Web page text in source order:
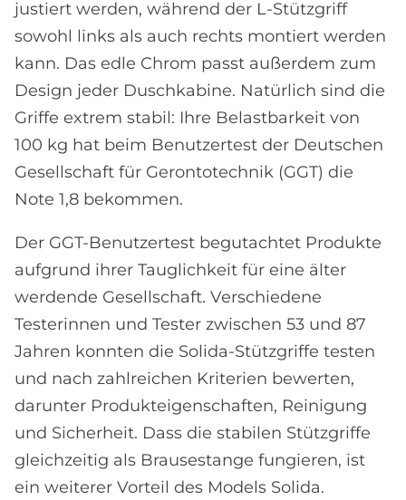
justiert werden, während der L-Stützgriff
sowohl links als auch rechts montiert werden
kann. Das edle Chrom passt außerdem zum
Design jeder Duschkabine. Natürlich sind die
Griffe extrem stabil: Ihre Belastbarkeit von
100 kg hat beim Benutzertest der Deutschen
Gesellschaft für Gerontotechnik (GGT) die
Note 1,8 bekommen.
Der GGT-Benutzertest begutachtet Produkte
aufgrund ihrer Tauglichkeit für eine älter
werdende Gesellschaft. Verschiedene
Testerinnen und Tester zwischen 53 und 87
Jahren konnten die Solida-Stützgriffe testen
und nach zahlreichen Kriterien bewerten,
darunter Produkteigenschaften, Reinigung
und Sicherheit. Dass die stabilen Stützgriffe
gleichzeitig als Brausestange fungieren, ist
ein weiterer Vorteil des Models Solida.